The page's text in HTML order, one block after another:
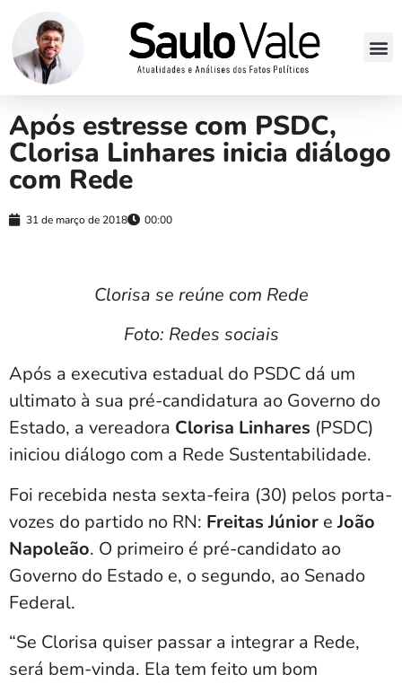
Após estresse com PSDC,
Clorisa Linhares inicia diálogo
com Rede
31 de março de 2018 00:00
Clorisa se reúne com Rede
Foto: Redes sociais
Após a executiva estadual do PSDC dá um
ultimato à sua pré-candidatura ao Governo do
Estado, a vereadora Clorisa Linhares (PSDC)
iniciou diálogo com a Rede Sustentabilidade.
Foi recebida nesta sexta-feira (30) pelos porta-
vozes do partido no RN: Freitas Júnior eJoão
Napoleão. O primeiro é pré-candidato ao
Governo do Estado e, o segundo, ao Senado
Federal.
“Se Clorisa quiser passar a integrar a Rede,
será bem-vinda. Ela tem feito um bom